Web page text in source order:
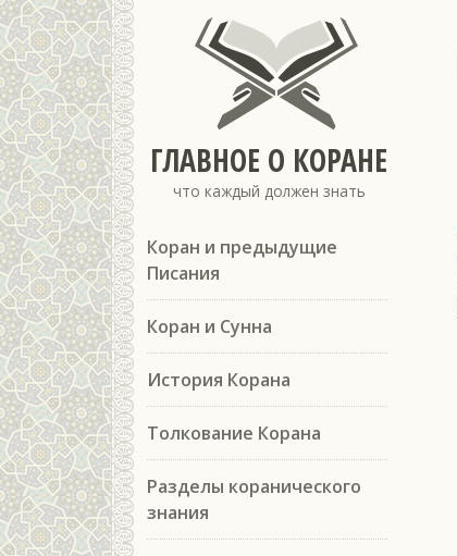
ГЛАВНОЕ О КОРАНЕ
что каждый должен знать
Коран и предыдущие
Писания
Коран и Сунна
История Корана
Толкование Корана
Разделы коранического
знания